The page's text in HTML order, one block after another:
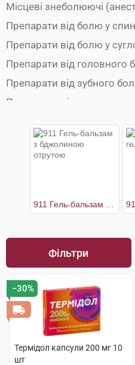
Місцеві знеболюючі
Препарати від болю у
Препарати від болю у
Препарати від головного
Препарати від зубного
Препарати від
Препарати від мігрені
Протиспазматичні
Фільтри
−30%
Термідол капсули 200 мг 10
шт